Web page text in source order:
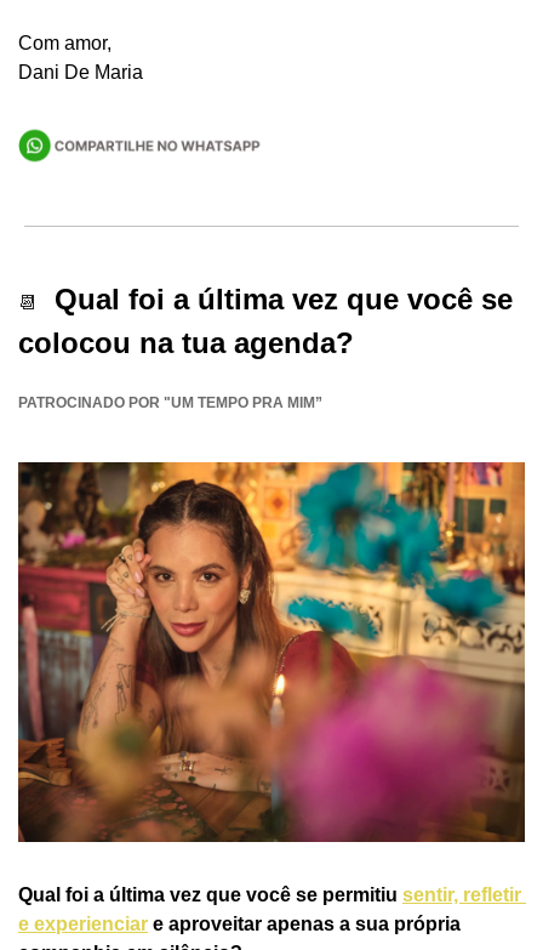
Com amor,
Dani De Maria
📆
  Qual foi a última vez que você se
colocou na tua agenda?
PATROCINADO POR "UM TEMPO PRA MIM”
Qual foi a última vez que você se permitiu sentir, refletir
e experienciar e aproveitar apenas a sua própria